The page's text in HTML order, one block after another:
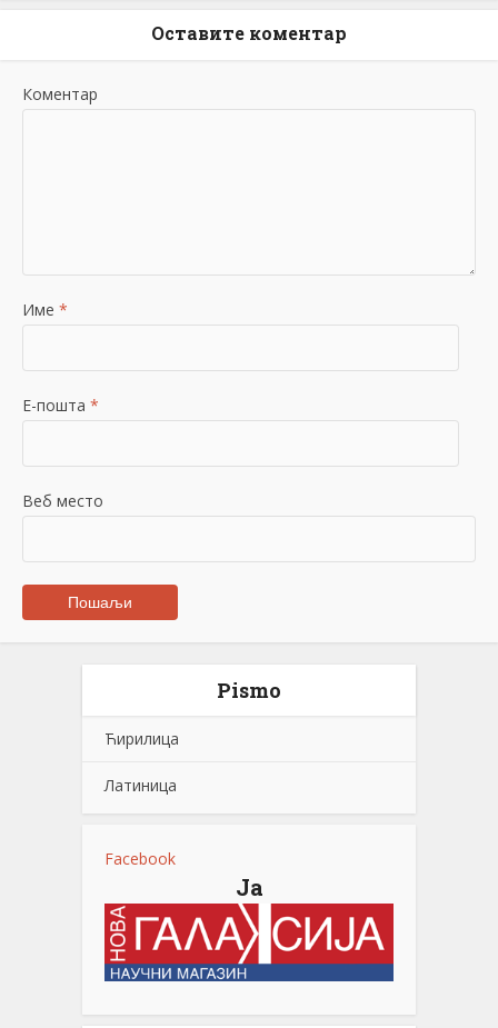
Оставите коментар
Коментар
Име *
Е-пошта *
Веб место
Pismo
Ћирилица
Латиница
Facebook
Ја